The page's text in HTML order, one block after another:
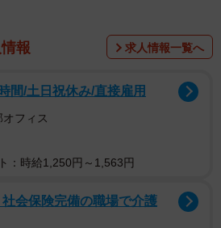
から後悔に真っ逆さま ※この画像はAdobe
報 求人情報一覧へ
間/土日祝休み/直接雇用
フィス
：時給1,250円～1,563円
会保険完備の職場で介護